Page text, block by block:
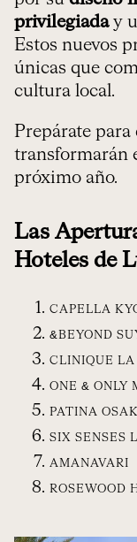
privilegiaday
Estos nuevos
únicas que
cultura local.
Prepárate
transformarán
próximo año.
Las
Hoteles de
CAPELLA
&BEYOND
CLINIQUE
ONE & ONLY
PATINA
SIX SENSES
AMANAVARI
ROSEWOOD